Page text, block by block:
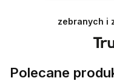
zebranych i
Polecane